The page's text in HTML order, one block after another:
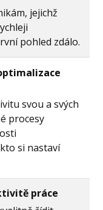
jejichž
pohled zdálo.
svou a svých
procesy
si nastaví
práce